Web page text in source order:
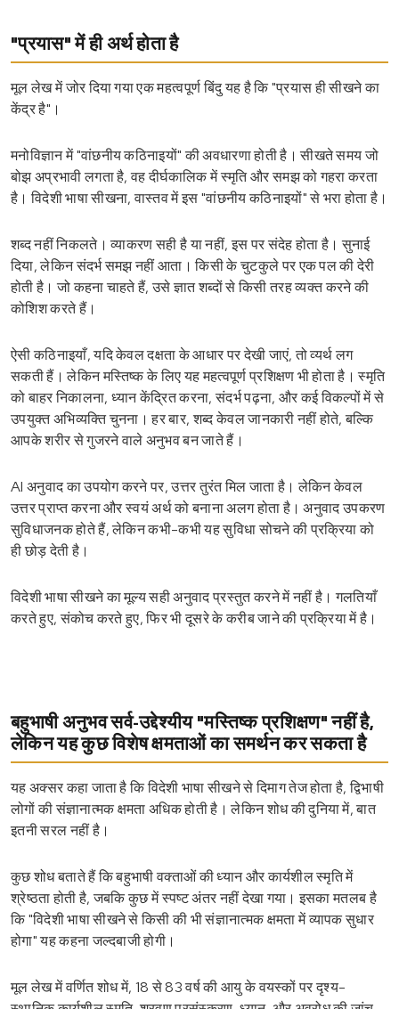
"प्रयास" में ही अर्थ होता है
मूल लेख में जोर दिया गया एक महत्वपूर्ण बिंदु यह है कि "प्रयास ही सीखने का
केंद्र है"।
मनोविज्ञान में "वांछनीय कठिनाइयों" की अवधारणा होती है। सीखते समय जो
बोझ अप्रभावी लगता है, वह दीर्घकालिक में स्मृति और समझ को गहरा करता
है। विदेशी भाषा सीखना, वास्तव में इस "वांछनीय कठिनाइयों" से भरा होता है।
शब्द नहीं निकलते। व्याकरण सही है या नहीं, इस पर संदेह होता है। सुनाई
दिया, लेकिन संदर्भ समझ नहीं आता। किसी के चुटकुले पर एक पल की देरी
होती है। जो कहना चाहते हैं, उसे ज्ञात शब्दों से किसी तरह व्यक्त करने की
कोशिश करते हैं।
ऐसी कठिनाइयाँ, यदि केवल दक्षता के आधार पर देखी जाएं, तो व्यर्थ लग
सकती हैं। लेकिन मस्तिष्क के लिए यह महत्वपूर्ण प्रशिक्षण भी होता है। स्मृति
को बाहर निकालना, ध्यान केंद्रित करना, संदर्भ पढ़ना, और कई विकल्पों में से
उपयुक्त अभिव्यक्ति चुनना। हर बार, शब्द केवल जानकारी नहीं होते, बल्कि
आपके शरीर से गुजरने वाले अनुभव बन जाते हैं।
AI अनुवाद का उपयोग करने पर, उत्तर तुरंत मिल जाता है। लेकिन केवल
उत्तर प्राप्त करना और स्वयं अर्थ को बनाना अलग होता है। अनुवाद उपकरण
सुविधाजनक होते हैं, लेकिन कभी-कभी यह सुविधा सोचने की प्रक्रिया को
ही छोड़ देती है।
विदेशी भाषा सीखने का मूल्य सही अनुवाद प्रस्तुत करने में नहीं है। गलतियाँ
करते हुए, संकोच करते हुए, फिर भी दूसरे के करीब जाने की प्रक्रिया में है।
बहुभाषी अनुभव सर्व-उद्देश्यीय "मस्तिष्क प्रशिक्षण" नहीं है,
लेकिन यह कुछ विशेष क्षमताओं का समर्थन कर सकता है
यह अक्सर कहा जाता है कि विदेशी भाषा सीखने से दिमाग तेज होता है, द्विभाषी
लोगों की संज्ञानात्मक क्षमता अधिक होती है। लेकिन शोध की दुनिया में, बात
इतनी सरल नहीं है।
कुछ शोध बताते हैं कि बहुभाषी वक्ताओं की ध्यान और कार्यशील स्मृति में
श्रेष्ठता होती है, जबकि कुछ में स्पष्ट अंतर नहीं देखा गया। इसका मतलब है
कि "विदेशी भाषा सीखने से किसी की भी संज्ञानात्मक क्षमता में व्यापक सुधार
होगा" यह कहना जल्दबाजी होगी।
मूल लेख में वर्णित शोध में, 18 से 83 वर्ष की आयु के वयस्कों पर दृश्य-